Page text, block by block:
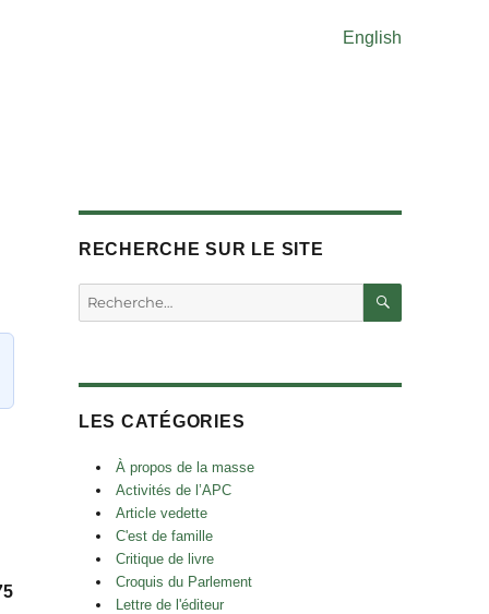
English
RECHERCHE SUR LE SITE
Rechercher :
LES CATÉGORIES
À propos de la masse
Activités de l’APC
Article vedette
C'est de famille
Critique de livre
Croquis du Parlement
Lettre de l'éditeur